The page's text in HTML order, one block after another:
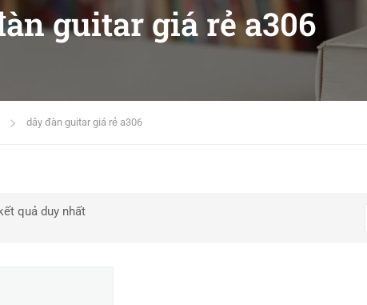
guitar giá rẻ a306
dây đàn guitar giá rẻ a306
quả duy nhất